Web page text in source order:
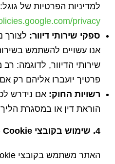
למדיניות הפרטיות של גוגל:
privacy
ספקי שירותי דיוור: לצורך
אנו עשויים להשתמש
פרטיך יועברו אליהם רק
רשויות החוק: אם נידרש
הוראת דין או במסגרת
4. שימוש בקובצי Cookie (עוגיות)